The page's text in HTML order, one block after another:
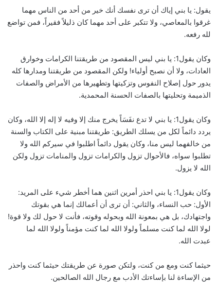
يقول: يا بني إياك أن ترى نفسك أنك خير من أحد من الناس مهما
غرقوا بالمعاصي، ولا تتكبر على أحد مهما كان ذليلاً فقيراً، فمن تواضع
لله رفعه.
وكان يقول1: يا بني ليس المقصود من طريقتنا الكرامات وخوارق
العادات، ولا أن نصبح أولياء! ولكن المقصود من طريقتنا ومدارها كله
يدور حول إصلاح النفوس وتزكيتها وتطهيرها من الأمراض والصفات
الذميمة وتحليتها بالصفات الحسنة المحمدية.
وكان يقول1: يا بني لا تدع نفَسَاً يخرج منك إلا وفيه لا إله إلا الله، وكان
يردد دائماً لكل من يسلك الطريق: طريقتنا مبنية على الكتاب والسنة
من خالفهما ليس منا، وكان يقول دائماً اطلبوا في سيركم الله ولا
تطلبوا سواه، فالأحوال تزول والكرامات تزول والمنامات تزول ولكن
الله لا يزول.
وكان يقول1: يا بني احذر أمرين اثنين هما أخطر شيء على المريد:
الأول: حب النساء، والثاني: أن ترى أن أعمالك إنما هي بقوتك
واجتهادك، بل هي بمعونة الله وبحوله وقوته، فأنت لا حول لك ولا قوة!
لولا الله لما كنت مسلماً ولولا الله لما كنت مؤمناً ولولا الله لما
عبدت الله.
حيثما كنت ومع من كنت، ولتكن صورة عن طريقتك حيثما كنت واحذر
من الإساءة لنا بإساءتك الأدب مع رجال الله الصالحين.